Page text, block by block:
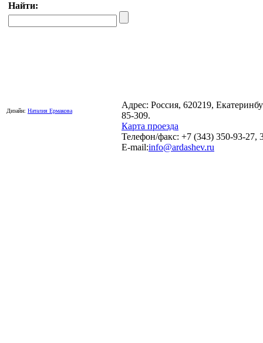
Найти:
Дизайн: Наталия Ермакова
Адрес: Россия, 620219,
85-309.
Карта проезда
Телефон/факс: +7 (343) 350-93-27,
E-mail:info@ardashev.ru